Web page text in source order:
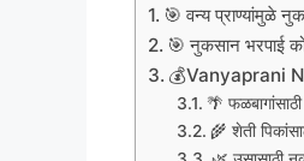
🎯 वन्य प्राण्यांमुळे
🎯 नुकसान भरपाई
💰Vanyaprani
🌴
🌾 शेती